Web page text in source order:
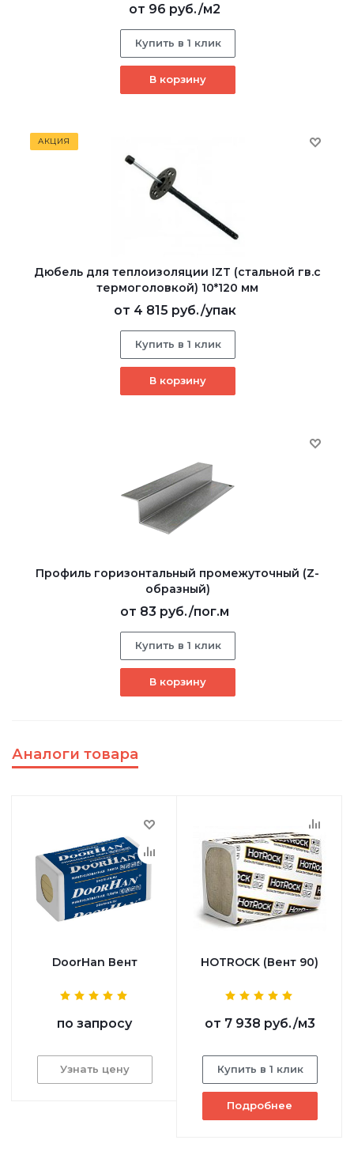
от 96 руб./м2
Купить в 1 клик
В корзину
АКЦИЯ
Дюбель для теплоизоляции IZT (стальной гв.с
термоголовкой) 10*120 мм
от 4 815 руб./упак
Купить в 1 клик
В корзину
Профиль горизонтальный промежуточный (Z-
образный)
от 83 руб./пог.м
Купить в 1 клик
В корзину
Аналоги товара
DoorHan Вент
по запросу
Узнать цену
HOTROCK (Вент 90)
от 7 938 руб./м3
Купить в 1 клик
Подробнее